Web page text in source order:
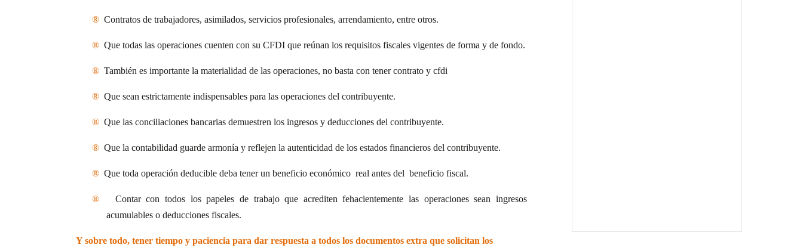
® Contratos de trabajadores, asimilados, servicios profesionales, arrendamiento, entre otros.
® Que todas las operaciones cuenten con su CFDI que reúnan los requisitos fiscales vigentes de forma y de fondo.
® También es importante la materialidad de las operaciones, no basta con tener contrato y cfdi
® Que sean estrictamente indispensables para las operaciones del contribuyente.
® Que las conciliaciones bancarias demuestren los ingresos y deducciones del contribuyente.
® Que la contabilidad guarde armonía y reflejen la autenticidad de los estados financieros del contribuyente.
® Que toda operación deducible deba tener un beneficio económico real antes del beneficio fiscal.
®
Contar con todos los papeles de trabajo que acrediten fehacientemente las operaciones sean ingresos
acumulables o deducciones fiscales.
Y sobre todo, tener tiempo y paciencia para dar respuesta a todos los documentos extra que solicitan los